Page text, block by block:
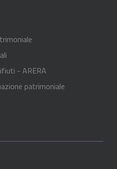
- ARERA
patrimoniale